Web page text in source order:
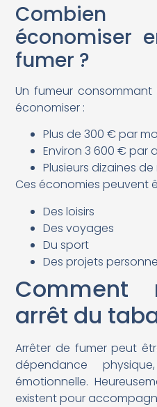
économiser
fumer ?
Un fumeur
économiser :
Plus de 300 € par
Environ 3 600 € par
Plusieurs dizaines de
Ces économies peuvent
Des loisirs
Des voyages
Du sport
Des projets
Comment
arrêt du
Arrêter de fumer peut
dépendance
émotionnelle.
existent pour